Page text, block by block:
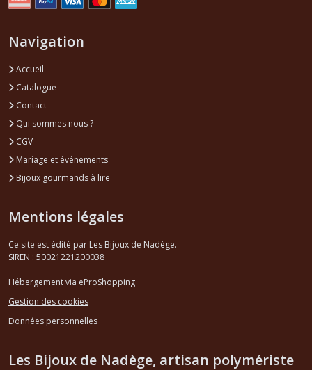
Navigation
Accueil
Catalogue
Contact
Qui sommes nous ?
CGV
Mariage et événements
Bijoux gourmands à lire
Mentions légales
Ce site est édité par Les Bijoux de Nadège.
SIREN : 50021221200038
Hébergement via eProShopping
Gestion des cookies
Données personnelles
Les Bijoux de Nadège, artisan polymériste